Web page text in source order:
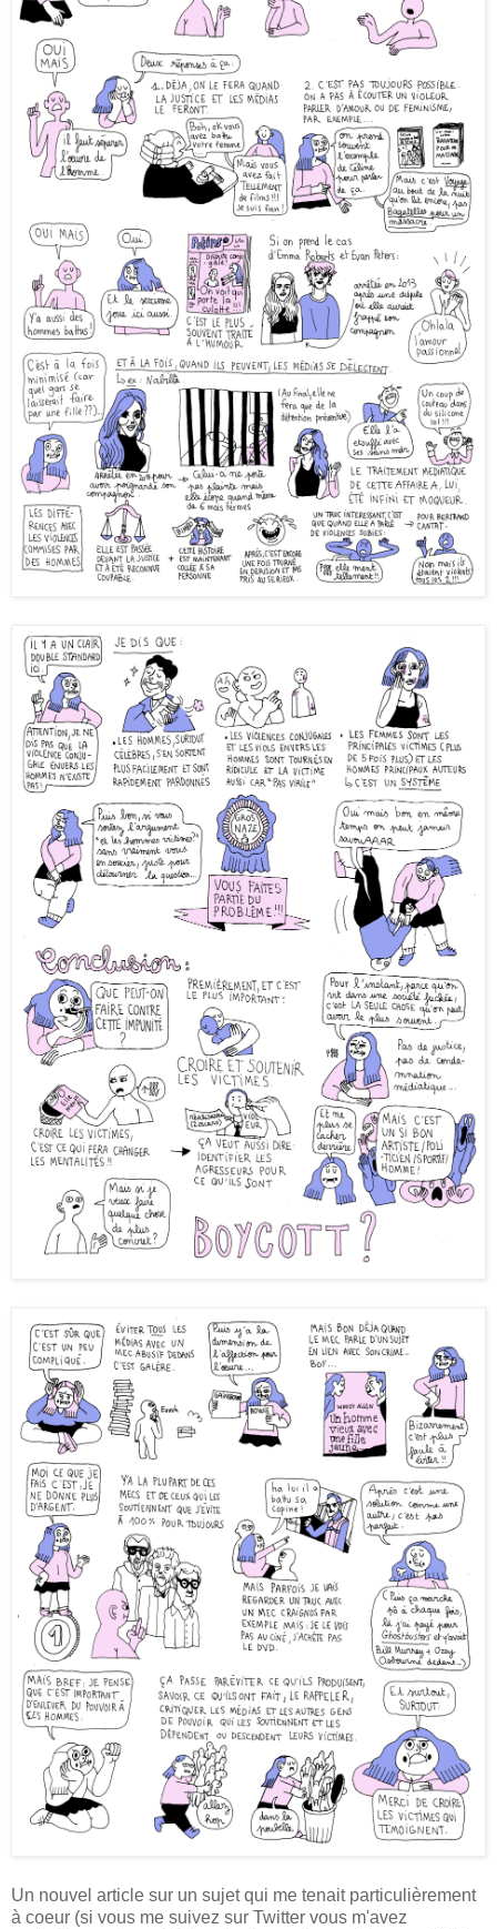
Un nouvel article sur un sujet qui me tenait particulièrement
à coeur (si vous me suivez sur Twitter vous m'avez